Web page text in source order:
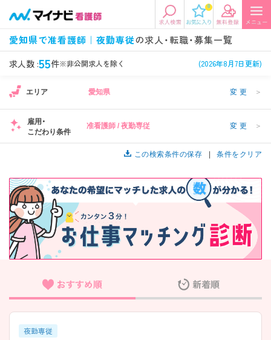
0
愛知県で准看護師｜夜勤専従の求人・転職・募集一覧
求人数 :55件※非公開求人を除く (2026年8月7日更新)
エリアから探す
エリアから探す 駅・路線から探す
関東
東海 関西
北海道・東北 中国・四国
九州・沖縄
希望の求人条件を選択
条件項目の選択に戻る
看護師、准看護師など 常勤、夜勤なし可など
施設形態 担当業務
病棟、外来など
診察科目
美容外科、
循環器内科など
こだわり条件
未経験歓迎、
年収
年収500万円以上など
雇用形態
正社員、契約社員など
フリーワード検索
エリア 愛知県 変更 ＞
雇用・
こだわり条件
准看護師 / 夜勤専従 変更 ＞
この検索条件の保存 条件をクリア
おすすめ順 新着順
夜勤専従